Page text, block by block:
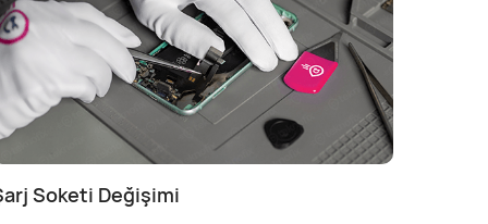
Soketi Değişimi